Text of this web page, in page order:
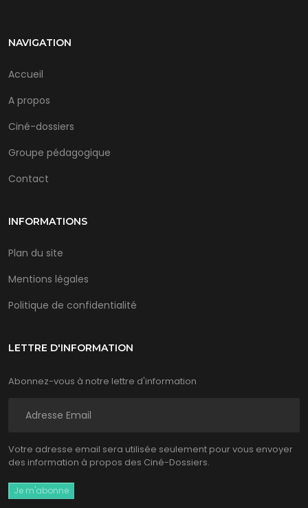
NAVIGATION
Accueil
A propos
Ciné-dossiers
Groupe pédagogique
Contact
INFORMATIONS
Plan du site
Mentions légales
Politique de confidentialité
LETTRE D'INFORMATION
Abonnez-vous à notre lettre d'information
Votre adresse email sera utilisée seulement pour vous envoyer
des information à propos des Ciné-Dossiers.